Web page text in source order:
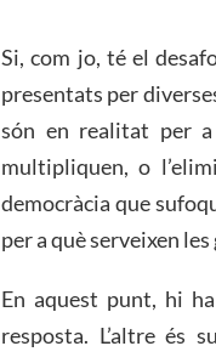
Si, com jo, té el
presentats per
són en realitat per a
multipliquen, o
democràcia que
per a què serveixen les
En aquest punt, hi
resposta. L’altre és